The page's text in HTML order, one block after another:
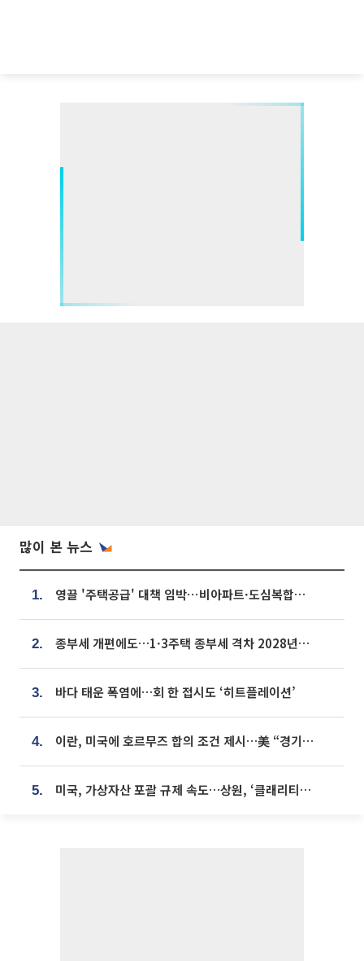
많이 본 뉴스
1. 영끌 '주택공급' 대책 임박⋯비아파트·도심복합까지 총동원
2. 종부세 개편에도…1·3주택 종부세 격차 2028년부터 확대
3. 바다 태운 폭염에…회 한 접시도 ‘히트플레이션’
4. 이란, 미국에 호르무즈 합의 조건 제시…美 “경기 아직 안 끝나” [종합]
5. 미국, 가상자산 포괄 규제 속도…상원, ‘클래리티법’ 9월 절차투표 추진